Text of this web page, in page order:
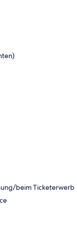
beim Ticketerwerb